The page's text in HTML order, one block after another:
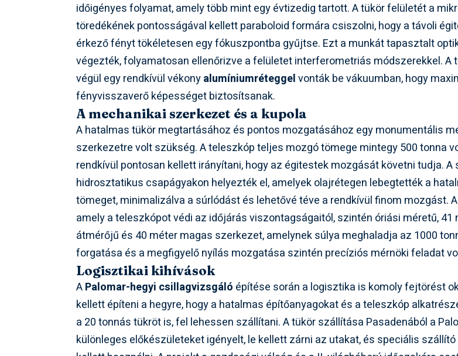
időigényes folyamat, amely több mint egy évtizedig tartott. A tükör felületét a
töredékének pontosságával kellett paraboloid formára csiszolni, hogy a távoli
érkező fényt tökéletesen egy fókuszpontba gyűjtse. Ezt a munkát tapasztalt
végezték, folyamatosan ellenőrizve a felületet interferometriás módszerekkel. A
végül egy rendkívül vékonyalumíniumréteggelvonták be vákuumban, hogy
fényvisszaverő képességet biztosítsanak.
A mechanikai szerkezet és a kupola
A hatalmas tükör megtartásához és pontos mozgatásához egy monumentális
szerkezetre volt szükség. A teleszkóp teljes mozgó tömege mintegy 500 tonna
rendkívül pontosan kellett irányítani, hogy az égitestek mozgását követni tudja.
hidrosztatikus csapágyakon helyezték el, amelyek olajrétegen lebegtették a
tömeget, minimalizálva a súrlódást és lehetővé téve a rendkívül finom mozgást.
amely a teleszkópot védi az időjárás viszontagságaitól, szintén óriási méretű, 41
átmérőjű és 40 méter magas szerkezet, amelynek súlya meghaladja az 1000
forgatása és a megfigyelő nyílás mozgatása szintén precíziós mérnöki feladat
Logisztikai kihívások
APalomar-hegyi csillagvizsgáló építése során a logisztika is komoly fejtörést
kellett építeni a hegyre, hogy a hatalmas építőanyagokat és a teleszkóp
a 20 tonnás tükröt is, fel lehessen szállítani. A tükör szállítása Pasadenából a
különleges előkészületeket igényelt, le kellett zárni az utakat, és speciális